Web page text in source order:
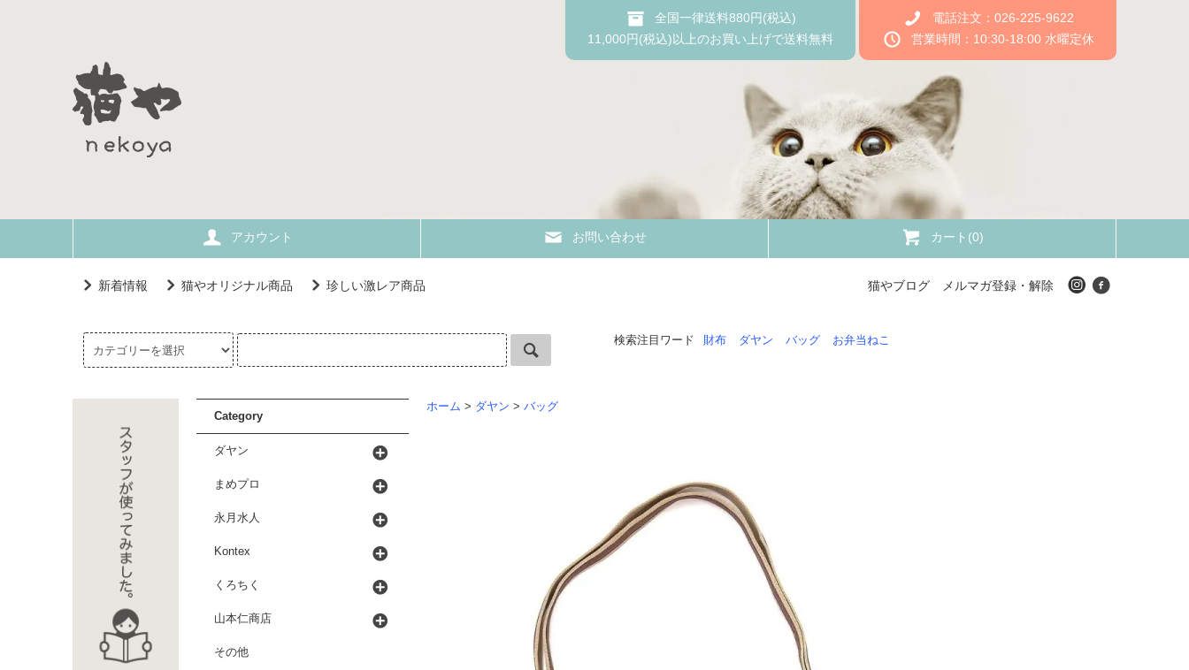
全国一律送料880円(税込)
11,000円(税込)以上のお買い上げで送料無料
電話注文：026-225-9622
営業時間：10:30-18:00 水曜定休
アカウント お問い合わせ カート(0)
新着情報 猫やオリジナル商品 珍しい激レア商品 猫やブログ メルマガ登録・解除
検索注目ワード 財布 ダヤン バッグ お弁当ねこ
ホーム > ダヤン > バッグ
Category
ダヤン
まめプロ
永月水人
Kontex
くろちく
山本仁商店
その他